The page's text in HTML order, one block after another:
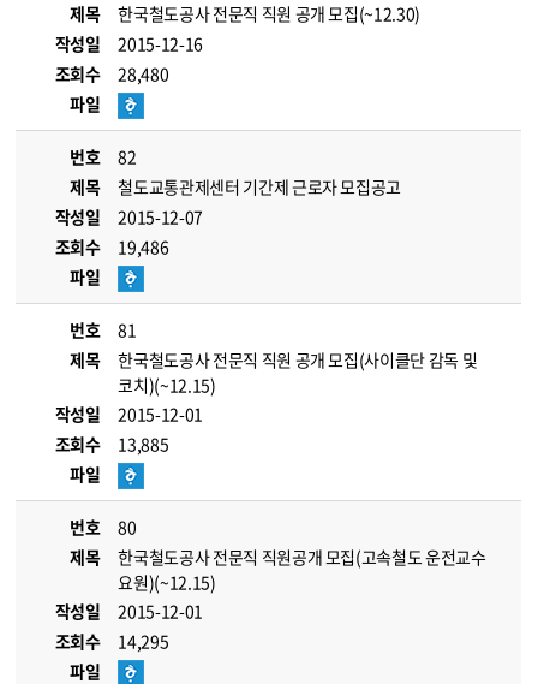
제목
한국철도공사 전문직 직원 공개 모집(~12.30)
작성일
2015-12-16
조회수
28,480
파일
번호
82
제목
철도교통관제센터 기간제 근로자 모집공고
작성일
2015-12-07
조회수
19,486
파일
번호
81
제목
한국철도공사 전문직 직원 공개 모집(사이클단 감독 및
코치)(~12.15)
작성일
2015-12-01
조회수
13,885
파일
번호
80
제목
한국철도공사 전문직 직원공개 모집(고속철도 운전교수
요원)(~12.15)
작성일
2015-12-01
조회수
14,295
파일